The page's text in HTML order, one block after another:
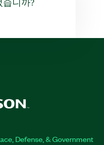
니까?
Defense, & Government